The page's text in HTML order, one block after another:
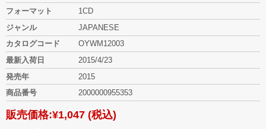
フォーマット
1CD
ジャンル
JAPANESE
カタログコード
OYWM12003
最新入荷日
2015/4/23
発売年
2015
商品番号
2000000955353
販売価格:¥1,047 (税込)